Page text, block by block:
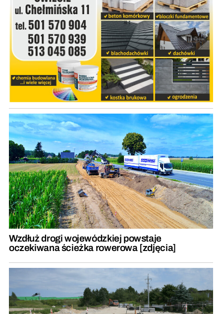
Wzdłuż drogi wojewódzkiej powstaje
oczekiwana ścieżka rowerowa [zdjęcia]